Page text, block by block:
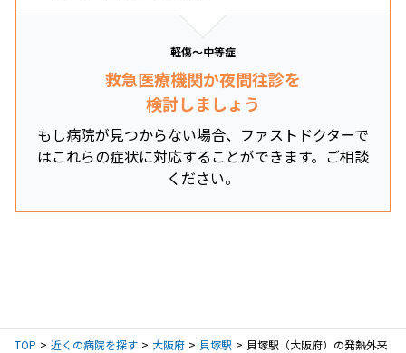
軽傷～中等症
救急医療機関か夜間往診を
検討しましょう
もし病院が見つからない場合、ファストドクターで
はこれらの症状に対応することができます。ご相談
ください。
TOP 近くの病院を探す 大阪府 貝塚駅 貝塚駅（大阪府）の発熱外来